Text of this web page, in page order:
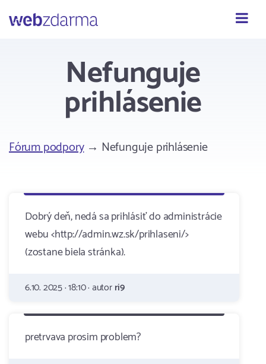
Webzdarma
Nefunguje
prihlásenie
Fórum podpory→ Nefunguje prihlásenie
Dobrý deň, nedá sa prihlásiť do administrácie
webu <http://admin.wz.sk/prihlaseni/>
(zostane biela stránka).
6.10. 2025 · 18:10 · autorri9
pretrvava prosim problem?